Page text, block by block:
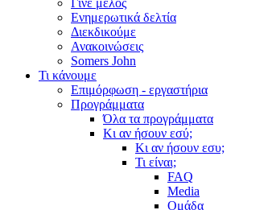
Γίνε μέλος
Ενημερωτικά δελτία
Διεκδικούμε
Ανακοινώσεις
Somers John
Τι κάνουμε
Επιμόρφωση - εργαστήρια
Προγράμματα
Όλα τα προγράμματα
Κι αν ήσουν εσύ;
Κι αν ήσουν εσυ;
Τι είναι;
FAQ
Media
Ομάδα